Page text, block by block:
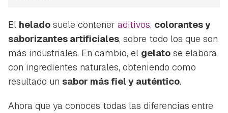
El helado suele contener aditivos, colorantes y
saborizantes artificiales, sobre todo los que son
más industriales. En cambio, el gelato se elabora
con ingredientes naturales, obteniendo como
resultado un sabor más fiel y auténtico.
Ahora que ya conoces todas las diferencias entre